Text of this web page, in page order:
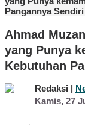
Pangannya Sendiri
Ahmad
yang Punya
Kebutuhan
Redaksi |
Kamis, 27